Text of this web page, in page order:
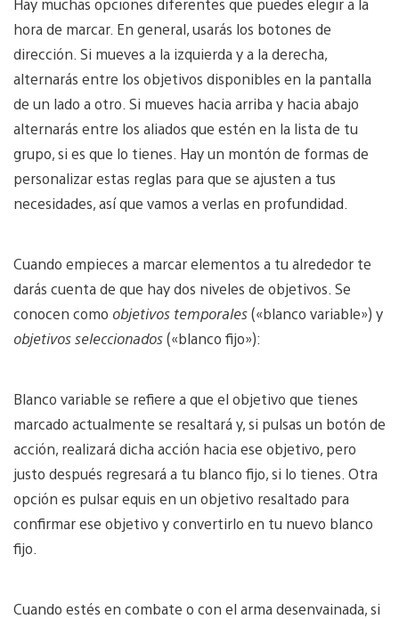
hora de marcar. En general, usarás los botones de
dirección. Si mueves a la izquierda y a la derecha,
alternarás entre los objetivos disponibles en la pantalla
de un lado a otro. Si mueves hacia arriba y hacia abajo
alternarás entre los aliados que estén en la lista de tu
grupo, si es que lo tienes. Hay un montón de formas de
personalizar estas reglas para que se ajusten a tus
necesidades, así que vamos a verlas en profundidad.
Cuando empieces a marcar elementos a tu alrededor te
darás cuenta de que hay dos niveles de objetivos. Se
conocen como objetivos temporales(«blanco variable») y
objetivos seleccionados(«blanco fijo»):
Blanco variable se refiere a que el objetivo que tienes
marcado actualmente se resaltará y, si pulsas un botón de
acción, realizará dicha acción hacia ese objetivo, pero
justo después regresará a tu blanco fijo, si lo tienes. Otra
opción es pulsar equis en un objetivo resaltado para
confirmar ese objetivo y convertirlo en tu nuevo blanco
fijo.
Cuando estés en combate o con el arma desenvainada, si